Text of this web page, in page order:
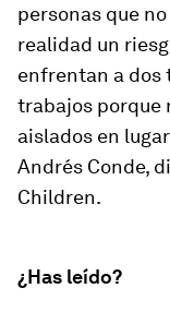
personas que
realidad un
enfrentan a dos
trabajos porque
aislados en
Andrés Conde,
Children.
¿Has leído?